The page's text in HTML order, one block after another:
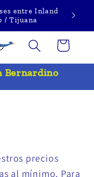
no está
Carrito
Bernardino
precios
al mínimo. Para